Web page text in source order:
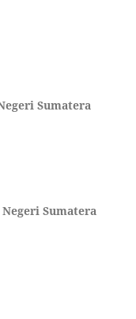
Sumatera
Sumatera